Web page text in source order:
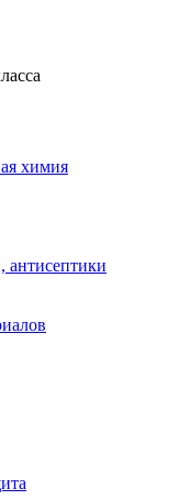
химия
антисептики